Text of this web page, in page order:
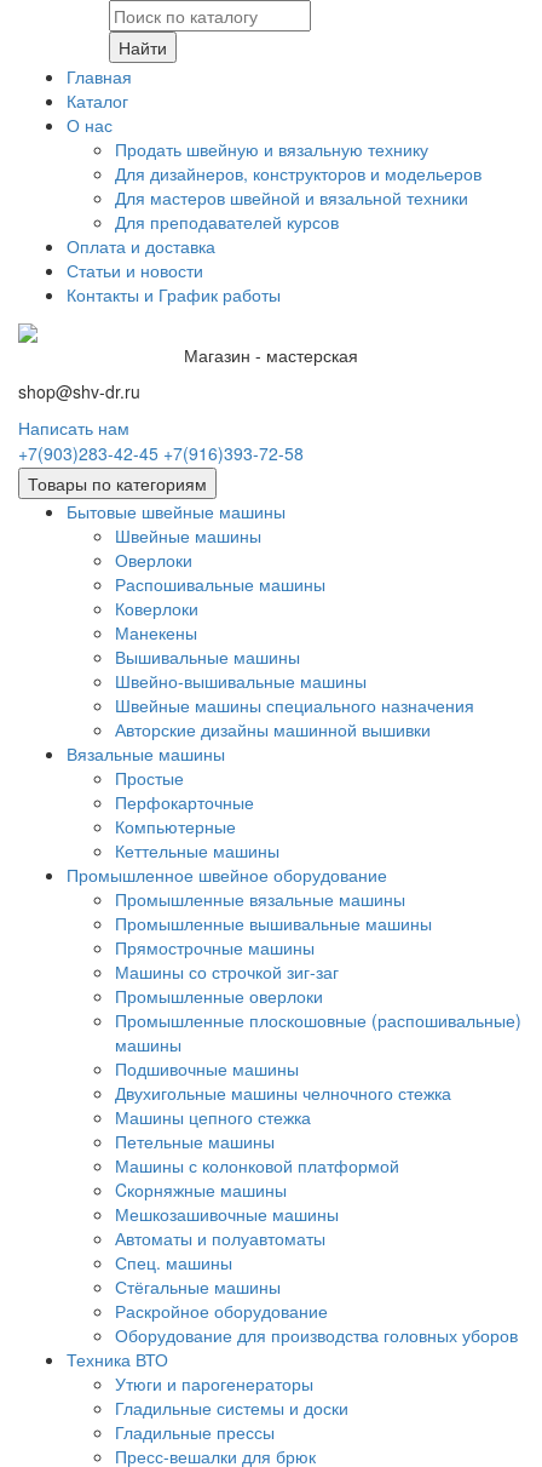
Найти
Главная
Каталог
О нас
Продать швейную и вязальную технику
Для дизайнеров, конструкторов и модельеров
Для мастеров швейной и вязальной техники
Для преподавателей курсов
Оплата и доставка
Статьи и новости
Контакты и График работы
Магазин - мастерская
shop@shv-dr.ru
Написать нам
+7(903)283-42-45 +7(916)393-72-58
Товары по категориям
Бытовые швейные машины
Швейные машины
Оверлоки
Распошивальные машины
Коверлоки
Манекены
Вышивальные машины
Швейно-вышивальные машины
Швейные машины специального назначения
Авторские дизайны машинной вышивки
Вязальные машины
Простые
Перфокарточные
Компьютерные
Кеттельные машины
Промышленное швейное оборудование
Промышленные вязальные машины
Промышленные вышивальные машины
Прямострочные машины
Машины со строчкой зиг-заг
Промышленные оверлоки
Промышленные плоскошовные (распошивальные)
машины
Подшивочные машины
Двухигольные машины челночного стежка
Машины цепного стежка
Петельные машины
Машины с колонковой платформой
Cкорняжные машины
Мешкозашивочные машины
Автоматы и полуавтоматы
Спец. машины
Стёгальные машины
Раскройное оборудование
Оборудование для производства головных уборов
Техника ВТО
Утюги и парогенераторы
Гладильные системы и доски
Гладильные прессы
Пресс-вешалки для брюк